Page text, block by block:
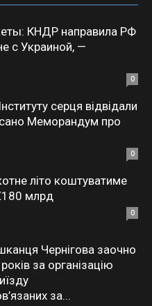
КНДР направила РФ
с Украиной, —
0
серця відвідали
Меморандум про
0
літо коштуватиме
млрд
0
Чернігова заочно
за організацію
за...